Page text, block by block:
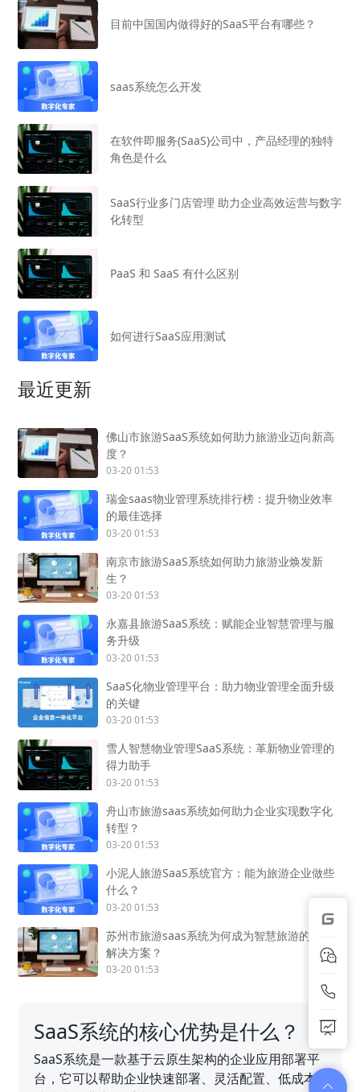
目前中国国内做得好的SaaS平台有哪些？
saas系统怎么开发
在软件即服务(SaaS)公司中，产品经理的独特
角色是什么
SaaS行业多门店管理 助力企业高效运营与数字
化转型
PaaS 和 SaaS 有什么区别
如何进行SaaS应用测试
最近更新
佛山市旅游SaaS系统如何助力旅游业迈向新高
度？
03-20 01:53
瑞金saas物业管理系统排行榜：提升物业效率
的最佳选择
03-20 01:53
南京市旅游SaaS系统如何助力旅游业焕发新
生？
03-20 01:53
永嘉县旅游SaaS系统：赋能企业智慧管理与服
务升级
03-20 01:53
SaaS化物业管理平台：助力物业管理全面升级
的关键
03-20 01:53
雪人智慧物业管理SaaS系统：革新物业管理的
得力助手
03-20 01:53
舟山市旅游saas系统如何助力企业实现数字化
转型？
03-20 01:53
小泥人旅游SaaS系统官方：能为旅游企业做些
什么？
03-20 01:53
苏州市旅游saas系统为何成为智慧旅游的首选
解决方案？
03-20 01:53
SaaS系统的核心优势是什么？
SaaS系统是一款基于云原生架构的企业应用部署平
台，它可以帮助企业快速部署、灵活配置、低成本